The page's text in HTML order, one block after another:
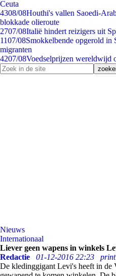
Ceuta
4308/08Houthi's vallen Saoedi-
blokkade olieroute
2707/08Italië hindert reizigers uit
1107/08Smokkelbende opgerold in
migranten
4207/08Voedselprijzen wereldwijd
Nieuws
Internationaal
Liever geen wapens in winkels
Redactie
01-12-2016 22:23
print
De kledinggigant Levi's heeft in de